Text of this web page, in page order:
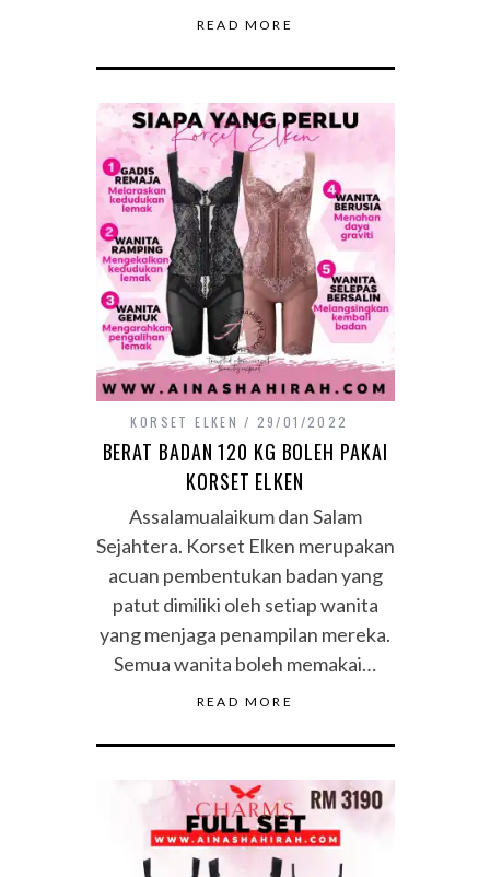
READ MORE
KORSET ELKEN 29/01/2022
BERAT BADAN 120 KG BOLEH PAKAI
KORSET ELKEN
Assalamualaikum dan Salam
Sejahtera. Korset Elken merupakan
acuan pembentukan badan yang
patut dimiliki oleh setiap wanita
yang menjaga penampilan mereka.
Semua wanita boleh memakai…
READ MORE